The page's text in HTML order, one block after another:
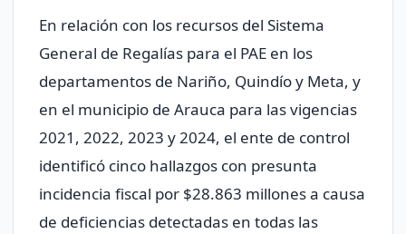
En relación con los recursos del Sistema
General de Regalías para el PAE en los
departamentos de Nariño, Quindío y Meta, y
en el municipio de Arauca para las vigencias
2021, 2022, 2023 y 2024, el ente de control
identificó cinco hallazgos con presunta
incidencia fiscal por $28.863 millones a causa
de deficiencias detectadas en todas las